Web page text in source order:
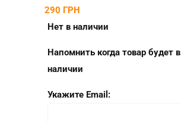
290 ГРН
Нет в наличии
Напомнить когда товар будет в
наличии
Укажите Email: